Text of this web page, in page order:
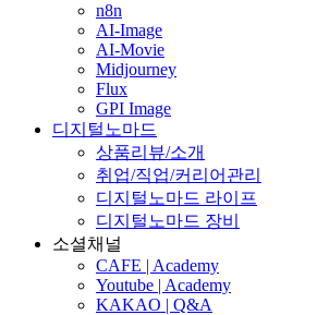
n8n
AI-Image
AI-Movie
Midjourney
Flux
GPI Image
디지털노마드
상품리뷰/소개
취업/직업/커리어관리
디지털노마드 라이프
디지털노마드 장비
소셜채널
CAFE | Academy
Youtube | Academy
KAKAO | Q&A